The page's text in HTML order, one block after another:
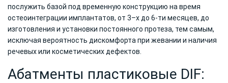
послужить базой под временную конструкцию на время
остеоинтеграции имплантатов, от 3–х до 6-ти месяцев, до
изготовления и установки постоянного протеза, тем самым,
исключая вероятность дискомфорта при жевании и наличия
речевых или косметических дефектов.
Абатменты пластиковые DIF: